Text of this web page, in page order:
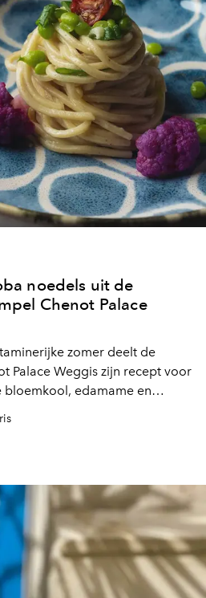
noedels uit de
Chenot Palace
zomer deelt de
Palace Weggis zijn recept voor
bloemkool, edamame en
Een vernieuwend gerecht met
groenten, voor een keuken